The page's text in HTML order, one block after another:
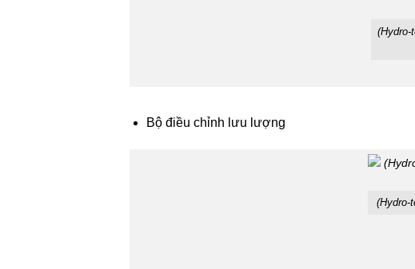
(Hydro-
Bộ điều chỉnh lưu lượng
(Hydro-